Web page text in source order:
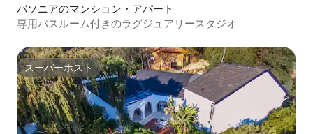
バソニアのマンション・アパート
専用バスルーム付きのラグジュアリースタジオ
スーパーホスト
スーパーホスト